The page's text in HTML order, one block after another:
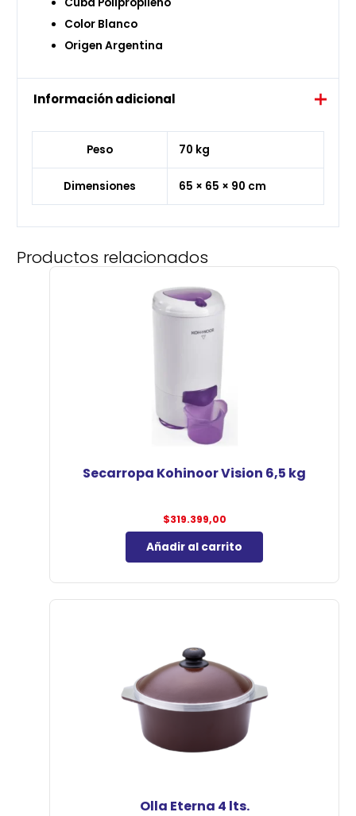
Color Blanco
Origen Argentina
Información adicional
Peso 70 kg
Dimensiones 65 × 65 × 90 cm
Productos relacionados
Secarropa Kohinoor Vision 6,5 kg
$319.399,00
Añadir al carrito
Olla Eterna 4 lts.